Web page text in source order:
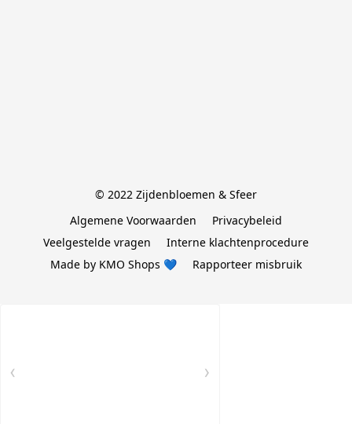
© 2022 Zijdenbloemen & Sfeer
Algemene Voorwaarden
Privacybeleid
Veelgestelde vragen
Interne klachtenprocedure
Made by KMO Shops 💙
Rapporteer misbruik